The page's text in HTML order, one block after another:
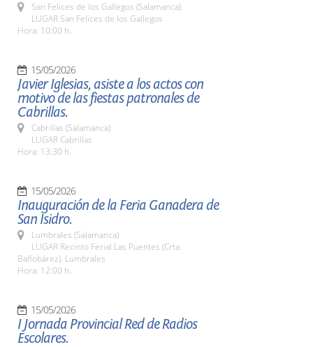
San Felices de los Gallegos (Salamanca)
LUGAR San Felices de los Gallegos
Hora: 10:00 h.
15/05/2026
Javier Iglesias, asiste a los actos con
motivo de las fiestas patronales de
Cabrillas.
Cabrillas (Salamanca)
LUGAR Cabrillas
Hora: 13:30 h.
15/05/2026
Inauguración de la Feria Ganadera de
San Isidro.
Lumbrales (Salamanca)
LUGAR Recinto Ferial Las Puentes (Crta.
Bañobárez). Lumbrales
Hora: 12:00 h.
15/05/2026
I Jornada Provincial Red de Radios
Escolares.